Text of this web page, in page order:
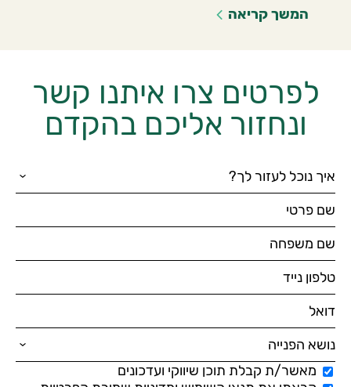
המשך קריאה
לפרטים צרו איתנו קשר
ונחזור אליכם בהקדם
מאשר/ת קבלת תוכן שיווקי ועדכונים